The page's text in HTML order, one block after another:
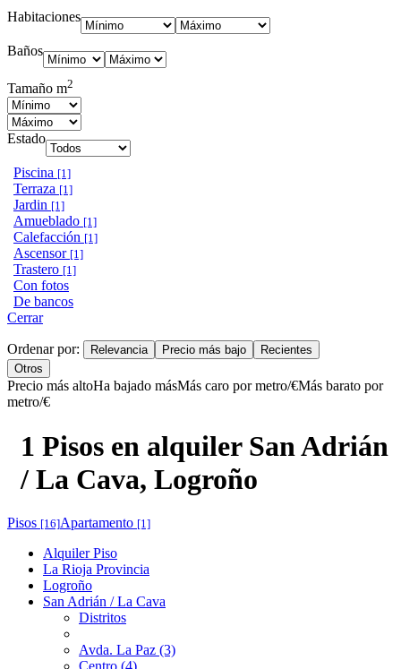
Habitaciones
Baños
Tamaño m2
Estado
Piscina [1]
Terraza [1]
Jardin [1]
Amueblado [1]
Calefacción [1]
Ascensor [1]
Trastero [1]
Con fotos
De bancos
Cerrar
Ordenar por: Relevancia Precio más bajo
Recientes
Otros
Precio más altoHa bajado másMás caro por metro/€Más barato por
metro/€
1 Pisos en alquiler San Adrián
/ La Cava, Logroño
Pisos [16]Apartamento [1]
Alquiler Piso
La Rioja Provincia
Logroño
San Adrián / La Cava
Distritos
Avda. La Paz (3)
Centro (4)